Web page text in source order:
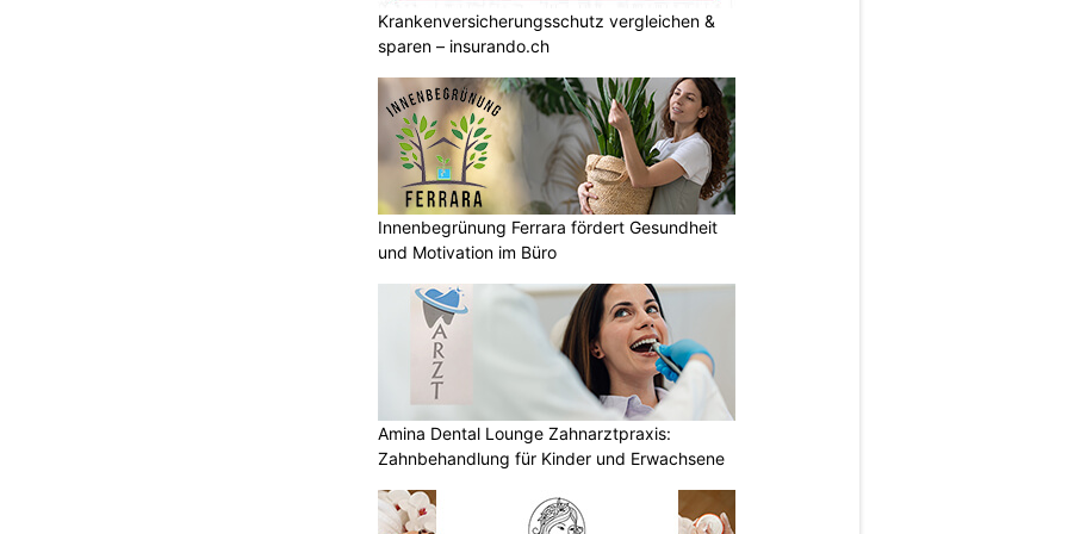
Krankenversicherungsschutz vergleichen &
sparen – insurando.ch
Innenbegrünung Ferrara fördert Gesundheit
und Motivation im Büro
Amina Dental Lounge Zahnarztpraxis:
Zahnbehandlung für Kinder und Erwachsene